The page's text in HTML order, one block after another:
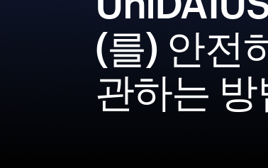
(를) 안전
관하는 방